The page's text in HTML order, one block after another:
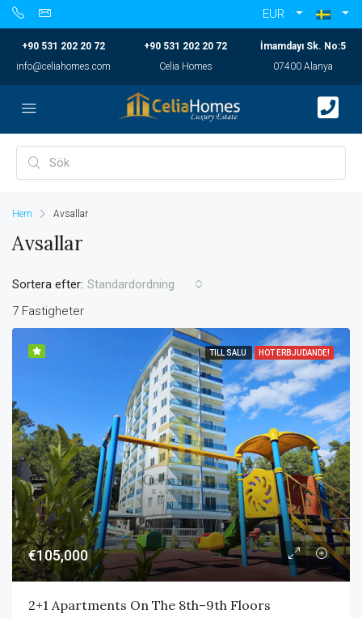
EUR
+90 531 202 20 72
info@celiahomes.com
+90 531 202 20 72
Celia Homes
İmamdayı Sk. No:5
07400 Alanya
Hem Avsallar
Avsallar
7 Fastigheter
Sortera efter: Standardordning
TILL SALU HOT ERBJUDANDE!
€105,000
2+1 Apartments On The 8th–9th Floors